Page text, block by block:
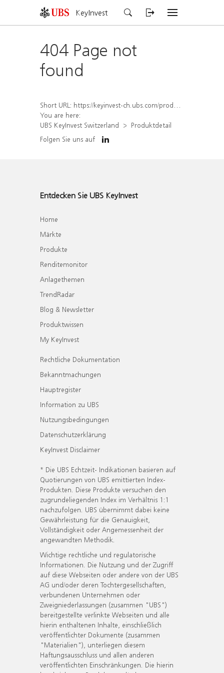
KeyInvest
404 Page not
found
Short URL: https://keyinvest-ch.ubs.com/produkt/detail/index/isin/CH1563492060
You are here:
UBS KeyInvest Switzerland
Produktdetail
Folgen Sie uns auf
Entdecken Sie UBS KeyInvest
Home
Märkte
Produkte
Renditemonitor
Anlagethemen
TrendRadar
Blog & Newsletter
Produktwissen
My KeyInvest
Rechtliche Dokumentation
Bekanntmachungen
Hauptregister
Information zu UBS
Nutzungsbedingungen
Datenschutzerklärung
KeyInvest Disclaimer
* Die UBS Echtzeit- Indikationen basieren auf
Quotierungen von UBS emittierten Index-
Produkten. Diese Produkte versuchen den
zugrundeliegenden Index im Verhältnis 1:1
nachzufolgen. UBS übernimmt dabei keine
Gewährleistung für die Genauigkeit,
Vollständigkeit oder Angemessenheit der
angewandten Methodik.
Wichtige rechtliche und regulatorische
Informationen. Die Nutzung und der Zugriff
auf diese Webseiten oder andere von der UBS
AG und/oder deren Tochtergesellschaften,
verbundenen Unternehmen oder
Zweigniederlassungen (zusammen "UBS")
bereitgestellte verlinkte Webseiten und alle
hierin enthaltenen Inhalte, einschließlich
veröffentlichter Dokumente (zusammen
"Materialien"), unterliegen diesem
Haftungsausschluss und allen anderen
veröffentlichten Einschränkungen. Die hierin